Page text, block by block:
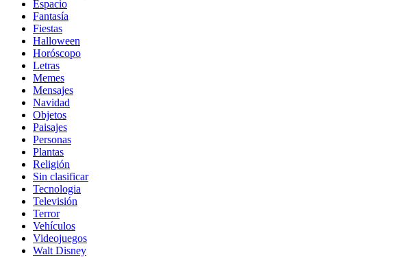
Espacio
Fantasía
Fiestas
Halloween
Horóscopo
Letras
Memes
Mensajes
Navidad
Objetos
Paisajes
Personas
Plantas
Religión
Sin clasificar
Tecnologia
Televisión
Terror
Vehículos
Videojuegos
Walt Disney